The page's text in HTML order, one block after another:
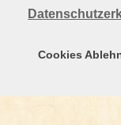
Cookies